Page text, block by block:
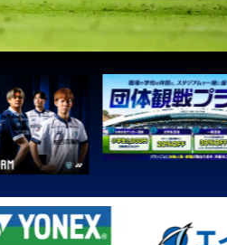
3
Ｇ大阪
5
柏
5
Ｃ大阪
7